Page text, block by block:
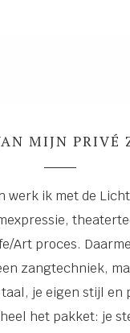
MIJN PRIVÉ
werk ik met de
Art proces.
zangtechniek,
je eigen stijl en
het pakket: je